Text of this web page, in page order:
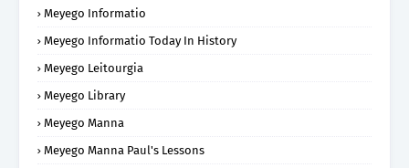
Meyego Informatio
Meyego Informatio Today In History
Meyego Leitourgia
Meyego Library
Meyego Manna
Meyego Manna Paul's Lessons